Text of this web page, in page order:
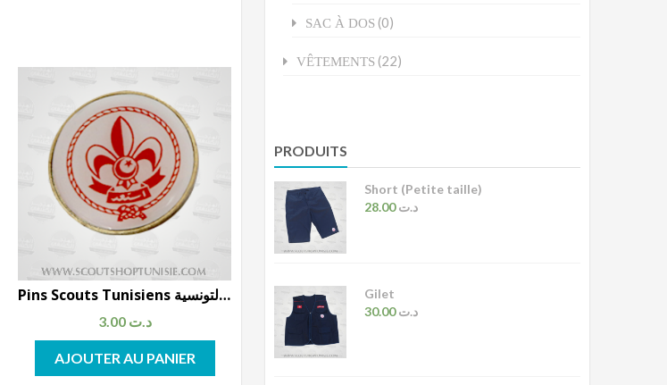
Pins Scouts Tunisiens مشبك شعار الكشافة التونسية
3.00 د.ت
AJOUTER AU PANIER
SAC À DOS (0)
VÊTEMENTS (22)
PRODUITS
Short (Petite taille)
28.00د.ت
Gilet
30.00د.ت